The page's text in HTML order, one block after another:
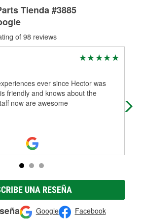
podemos ayudarte a encontrar las
correctas para tu reparación.
y discos de freno
los acoplamientos y la longitud
te construyamos una nueva. O'Reilly
mangueras y los acoples adecuados
hidráulico de tu maquinaria
del servicio de mangueras
en tu tienda local
Tienda #3885
of 98 reviews
ever since Hector was
friendly and knows about the
now are awesome
UNA RESEÑA
Google Facebook